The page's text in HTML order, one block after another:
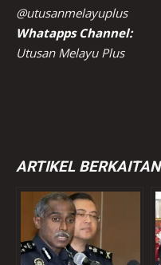
@utusanmelayuplus
Whatapps Channel:
Utusan Melayu Plus
ARTIKEL BERKAITAN